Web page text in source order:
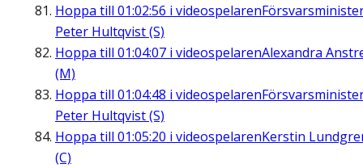
Hoppa till 01:02:56 i videospelaren
Peter Hultqvist (S)
Hoppa till 01:04:07 i videospelarenAlexandra
(M)
Hoppa till 01:04:48 i videospelaren
Peter Hultqvist (S)
Hoppa till 01:05:20 i videospelarenKerstin
(C)